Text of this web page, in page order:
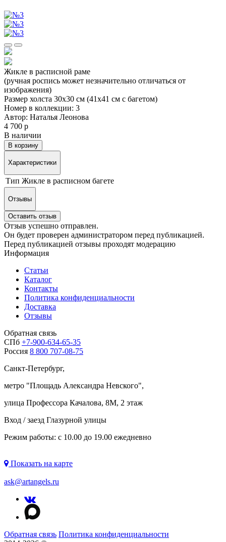
Жикле в расписной раме
(ручная роспись может незначительно отличаться от
изображения)
Размер холста 30х30 см (41х41 см с багетом)
Номер в коллекции: 3
Автор: Наталья Леонова
4 700 р
В наличии
В корзину
Характеристики
Тип Жикле в расписном багете
Отзывы
Оставить отзыв
Отзыв успешно отправлен.
Он будет проверен администратором перед публикацией.
Перед публикацией отзывы проходят модерацию
Информация
Статьи
Каталог
Контакты
Политика конфиденциальности
Доставка
Отзывы
Обратная связь
СПб +7-900-634-65-35
Россия 8 800 707-08-75
Санкт-Петербург,
метро "Площадь Александра Невского",
улица Профессора Качалова, 8М, 2 этаж
Вход / заезд Глазурной улицы
Режим работы: с 10.00 до 19.00 ежедневно
Показать на карте
ask@artangels.ru
Обратная связь Политика конфиденциальности